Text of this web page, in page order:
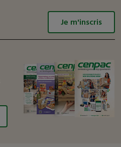
Je m'inscris